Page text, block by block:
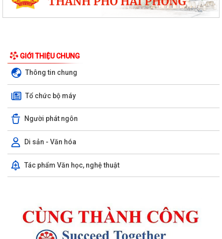
GIỚI THIỆU CHUNG
Thông tin chung
Tổ chức bộ máy
Người phát ngôn
Di sản - Văn hóa
Tác phẩm Văn học, nghệ thuật